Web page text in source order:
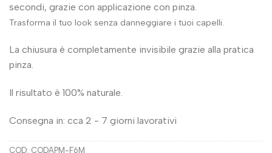
secondi, grazie con applicazione con pinza.
Trasforma il tuo look senza danneggiare i tuoi capelli.
La chiusura è completamente invisibile grazie alla pratica
pinza.
Il risultato è 100% naturale.
Consegna in: cca 2 - 7 giorni lavorativi
COD: CODAPM-F6M